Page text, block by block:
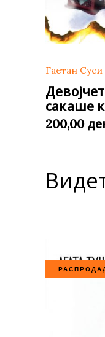
Гаетан Суси
сакаше
200,00